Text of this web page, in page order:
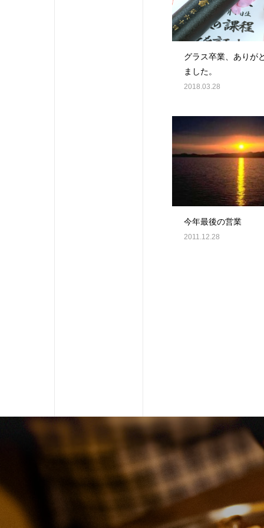
グラス卒業、ありが
ました。
2018.03.28
今年最後の営業
2011.12.28